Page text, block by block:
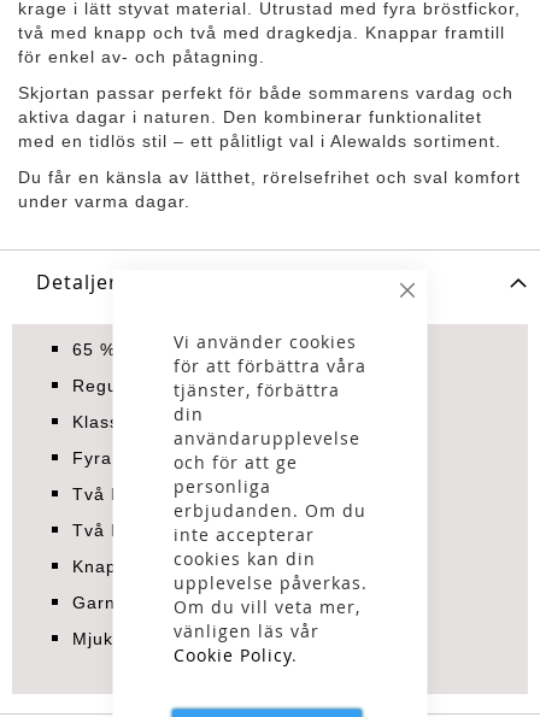
Vi använder cookies
för att förbättra våra
tjänster, förbättra
din
användarupplevelse
och för att ge
personliga
erbjudanden. Om du
inte accepterar
cookies kan din
upplevelse påverkas.
Om du vill veta mer,
vänligen läs vår
Cookie Policy.
krage i lätt styvat material. Utrustad med fyra bröstfickor,
två med knapp och två med dragkedja. Knappar framtill
för enkel av- och påtagning.
Skjortan passar perfekt för både sommarens vardag och
aktiva dagar i naturen. Den kombinerar funktionalitet
med en tidlös stil – ett pålitligt val i Alewalds sortiment.
Du får en känsla av lätthet, rörelsefrihet och sval komfort
under varma dagar.
Detaljer
65 % polyester, 35 % bomull
Regular fit
Klassisk krage
Fyra bröstfickor
Två bröstfickor med knapp
Två bröstfickor med dragkedja
Knappstängning fram
Garnfärgad
Mjuktvättad